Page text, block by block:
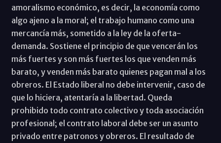
amoralismo económico, es decir, la economía como
algo ajeno a la moral; el trabajo humano como una
mercancía más, sometido a la ley de la oferta-
demanda. Sostiene el principio de que vencerán los
más fuertes y son más fuertes los que venden más
barato, y venden más barato quienes pagan mal a los
obreros. El Estado liberal no debe intervenir, caso de
que lo hiciera, atentaría a la libertad. Queda
prohibido todo contrato colectivo y toda asociación
profesional; el contrato laboral debe ser un asunto
privado entre patronos y obreros. El resultado de